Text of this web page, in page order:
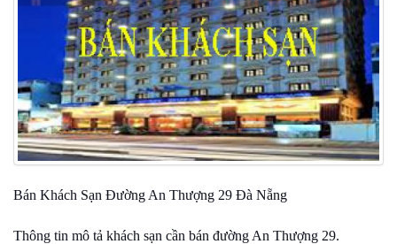
Bán Khách Sạn Đường An Thượng 29 Đà Nẵng
Thông tin mô tả khách sạn cần bán đường An Thượng 29.